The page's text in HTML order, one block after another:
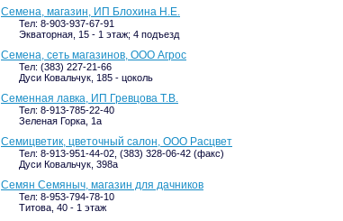
Семена, магазин, ИП Блохина Н.Е.
Тел: 8-903-937-67-91
Экваторная, 15 - 1 этаж; 4 подъезд
Семена, сеть магазинов, ООО Агрос
Тел: (383) 227-21-66
Дуси Ковальчук, 185 - цоколь
Семенная лавка, ИП Гревцова Т.В.
Тел: 8-913-785-22-40
Зеленая Горка, 1а
Семицветик, цветочный салон, ООО Расцвет
Тел: 8-913-951-44-02, (383) 328-06-42 (факс)
Дуси Ковальчук, 398а
Семян Семяныч, магазин для дачников
Тел: 8-953-794-78-10
Титова, 40 - 1 этаж